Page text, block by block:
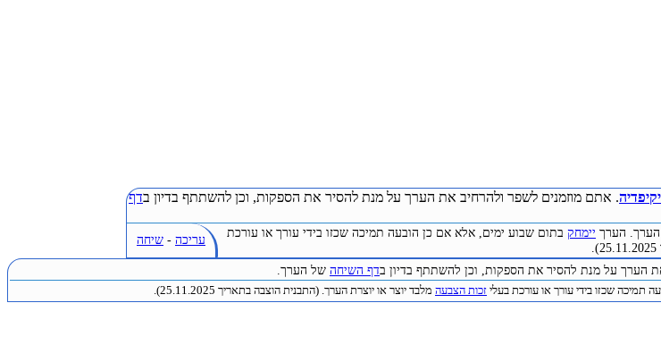
. אתם מוזמנים לשפר ולהרחיב את הערך על מנת להסיר את הספקות, וכן להשתתף בדיון בדף
הערך. הערך יימחק בתום שבוע ימים, אלא אם כן הובעה תמיכה שכזו בידי עורך או עורכת
עריכה - שיחה
הערך על מנת להסיר את הספקות, וכן להשתתף בדיון בדף השיחה של הערך.
תמיכה שכזו בידי עורך או עורכת בעלי זכות הצבעה מלבד יוצר או יוצרת הערך. (התבנית הוצבה בתאריך 25.11.2025).